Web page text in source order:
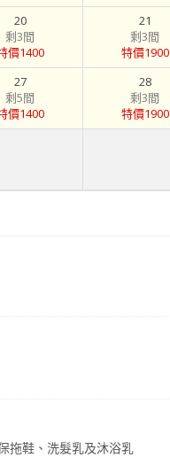
20
剩3間
價1400
21
剩3間
特價1900
27
剩5間
價1400
28
剩3間
特價1900
拖鞋、洗髮乳及沐浴乳